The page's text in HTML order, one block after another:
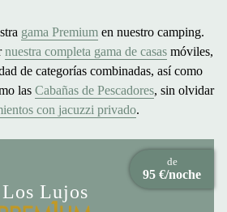
gama Premium en nuestro camping.
nuestra completa gama de casas móviles,
de categorías combinadas, así como
las Cabañas de Pescadores, sin olvidar
con jacuzzi privado.
Los Lujos
de
95 €/noche